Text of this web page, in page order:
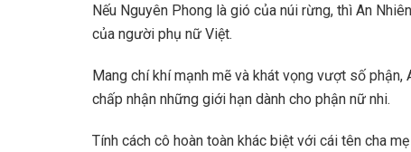
Nếu Nguyên Phong là gió của núi rừng, thì An
của người phụ nữ Việt.
Mang chí khí mạnh mẽ và khát vọng vượt số
chấp nhận những giới hạn dành cho phận nữ nhi.
Tính cách cô hoàn toàn khác biệt với cái tên cha